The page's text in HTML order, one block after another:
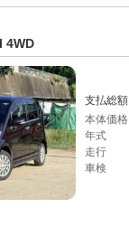
4WD
支払総額
本体価格
年式
走行
車検